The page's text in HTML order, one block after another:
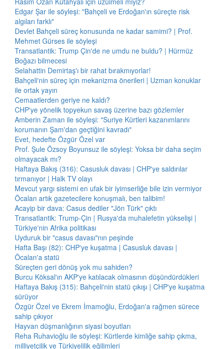
Edgar Şar ile söyleşi: "Bahçeli ve Erdoğan'ın süreçte risk
algıları farklı"
Devlet Bahçeli süreç konusunda ne kadar samimi? | Prof.
Mehmet Gürses ile söyleşi
Transatlantik: Trump Çin'de ne umdu ne buldu? | Hürmüz
Boğazı bilmecesi
Selahattin Demirtaş'ı bir rahat bırakmıyorlar!
Bahçeli'nin süreç için mekanizma önerileri | Uzman konuklar
ile ortak yayın
Cemaatlerden geriye ne kaldı?
CHP'ye yönelik topyekun savaş üzerine bazı gözlemler
Amberin Zaman ile söyleşi: "Suriye Kürtleri kazanımlarını
korumanın Şam'dan geçtiğini kavradı"
Evet, hedefte Özgür Özel var
Prof. Şule Özsoy Boyunsuz ile söyleşi: Yoksa bir daha seçim
olmayacak mı?
Haftaya Bakış (316): Casusluk davası | CHP'ye saldırılar
tırmanıyor | Halk TV olayı
Mevcut yargı sistemi en ufak bir iyimserliğe bile izin vermiyor
Öcalan artık gazetecilere konuşmalı, ben talibim!
Acayip bir dava: Casus dediler "Jön Türk" çıktı
Transatlantik: Trump-Çin | Rusya'da muhalefetin yükselişi |
Türkiye'nin Afrika politikası
Uyduruk bir "casus davası"nın peşinde
Hafta Başı (82): CHP'ye kuşatma | Casusluk davası |
Öcalan'a statü
Süreçten geri dönüş yok mu sahiden?
Burcu Köksal'ın AKP'ye katılacak olmasının düşündürdükleri
Haftaya Bakış (315): Bahçeli'nin statü çıkışı | CHP'ye kuşatma
sürüyor
Özgür Özel ve Ekrem İmamoğlu, Erdoğan'a rağmen sürece
sahip çıkıyor
Hayvan düşmanlığının siyasi boyutları
Reha Ruhavioğlu ile söyleşi: Kürtlerde kimliğe sahip çıkma,
milliyetçilik ve Türkiyelilik eğilimleri